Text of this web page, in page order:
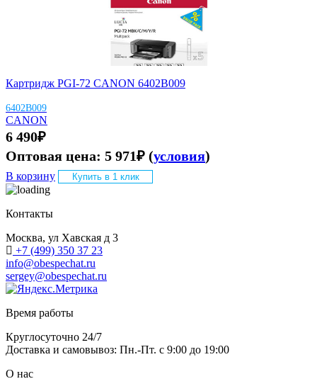
Картридж PGI-72 CANON 6402B009
6402B009
CANON
6 490₽
Оптовая цена: 5 971₽ (условия)
В корзину Купить в 1 клик
Контакты
Москва, ул Хавская д 3
+7 (499) 350 37 23
info@obespechat.ru
sergey@obespechat.ru
Время работы
Круглосуточно 24/7
Доставка и самовывоз: Пн.-Пт. с 9:00 до 19:00
О нас